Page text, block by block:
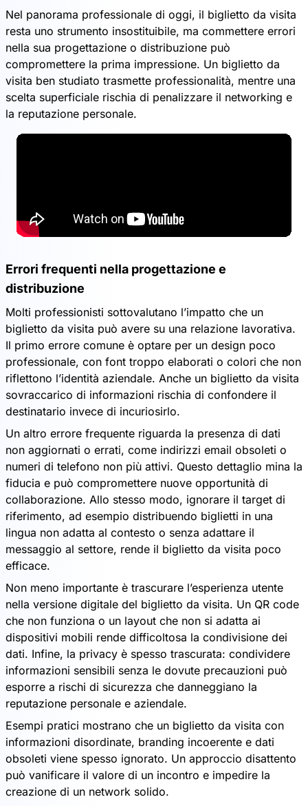
Nel panorama professionale di oggi, il biglietto da visita
resta uno strumento insostituibile, ma commettere errori
nella sua progettazione o distribuzione può
compromettere la prima impressione. Un biglietto da
visita ben studiato trasmette professionalità, mentre una
scelta superficiale rischia di penalizzare il networking e
la reputazione personale.
Errori frequenti nella progettazione e
distribuzione
Molti professionisti sottovalutano l’impatto che un
biglietto da visita può avere su una relazione lavorativa.
Il primo errore comune è optare per un design poco
professionale, con font troppo elaborati o colori che non
riflettono l’identità aziendale. Anche un biglietto da visita
sovraccarico di informazioni rischia di confondere il
destinatario invece di incuriosirlo.
Un altro errore frequente riguarda la presenza di dati
non aggiornati o errati, come indirizzi email obsoleti o
numeri di telefono non più attivi. Questo dettaglio mina la
fiducia e può compromettere nuove opportunità di
collaborazione. Allo stesso modo, ignorare il target di
riferimento, ad esempio distribuendo biglietti in una
lingua non adatta al contesto o senza adattare il
messaggio al settore, rende il biglietto da visita poco
efficace.
Non meno importante è trascurare l’esperienza utente
nella versione digitale del biglietto da visita. Un QR code
che non funziona o un layout che non si adatta ai
dispositivi mobili rende difficoltosa la condivisione dei
dati. Infine, la privacy è spesso trascurata: condividere
informazioni sensibili senza le dovute precauzioni può
esporre a rischi di sicurezza che danneggiano la
reputazione personale e aziendale.
Esempi pratici mostrano che un biglietto da visita con
informazioni disordinate, branding incoerente e dati
obsoleti viene spesso ignorato. Un approccio disattento
può vanificare il valore di un incontro e impedire la
creazione di un network solido.